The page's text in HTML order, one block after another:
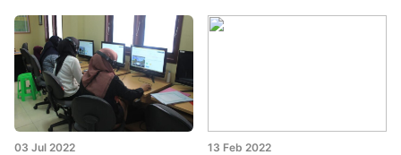
03 Jul 2022 13 Feb 2022